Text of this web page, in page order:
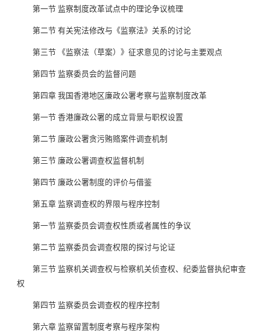
第一节 监察制度改革试点中的理论争议梳理
第二节 有关宪法修改与《监察法》关系的讨论
第三节 《监察法（草案）》征求意见的讨论与主要观点
第四节 监察委员会的监督问题
第四章 我国香港地区廉政公署考察与监察制度改革
第一节 香港廉政公署的成立背景与职权设置
第二节 廉政公署贪污贿赂案件调查机制
第三节 廉政公署调查权监督机制
第四节 廉政公署制度的评价与借鉴
第五章 监察调查权的界限与程序控制
第一节 监察委员会调查权性质或者属性的争议
第二节 监察委员会调查权限的探讨与论证
第三节 监察机关调查权与检察机关侦查权、纪委监督执纪审查
权
第四节 监察委员会调查权的程序控制
第六章 监察留置制度考察与程序架构